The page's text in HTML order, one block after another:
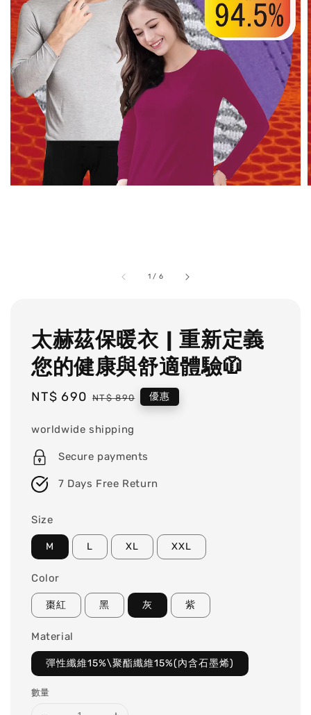
1 / 6
太赫茲保暖衣 | 重新定義
您的健康與舒適體驗🧥
Sale
NT$ 690 Regular
NT$ 890 優惠
worldwide shipping
Secure payments
7 Days Free Return
Size
M L XL XXL
Color
棗紅 黑 灰 紫
Material
彈性纖維15%\聚酯纖維15%(內含石墨烯)
數量